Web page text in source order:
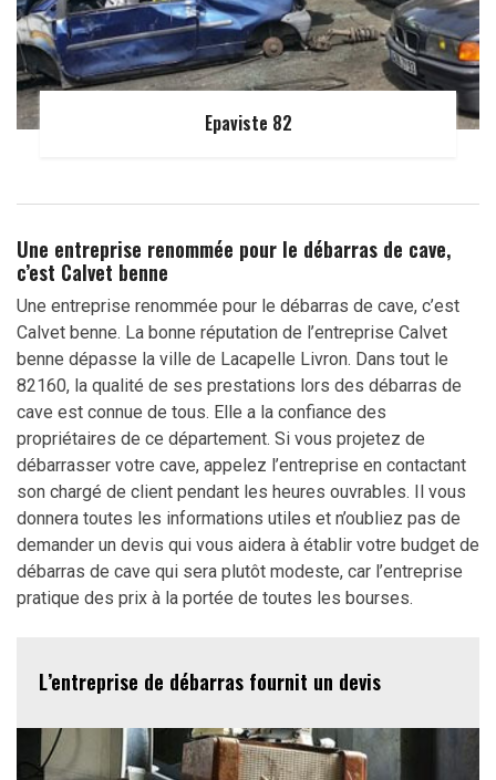
Epaviste 82
Une entreprise renommée pour le débarras de cave,
c’est Calvet benne
Une entreprise renommée pour le débarras de cave, c’est
Calvet benne. La bonne réputation de l’entreprise Calvet
benne dépasse la ville de Lacapelle Livron. Dans tout le
82160, la qualité de ses prestations lors des débarras de
cave est connue de tous. Elle a la confiance des
propriétaires de ce département. Si vous projetez de
débarrasser votre cave, appelez l’entreprise en contactant
son chargé de client pendant les heures ouvrables. Il vous
donnera toutes les informations utiles et n’oubliez pas de
demander un devis qui vous aidera à établir votre budget de
débarras de cave qui sera plutôt modeste, car l’entreprise
pratique des prix à la portée de toutes les bourses.
L’entreprise de débarras fournit un devis